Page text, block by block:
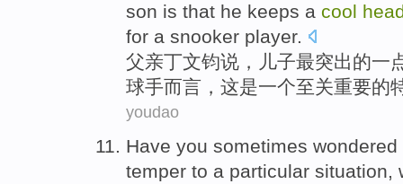
son is that he keeps a cool
for a snooker player.
父亲丁文钧说， 儿子最突出的一
球手而言， 这是一个至关重要的
youdao
Have you sometimes wondered
temper to a particular situation,